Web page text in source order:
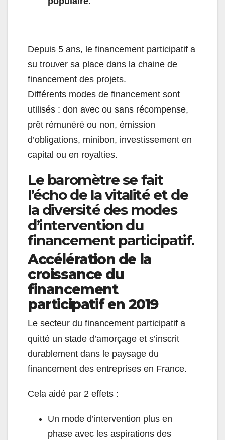
Depuis 5 ans, le financement participatif a
su trouver sa place dans la chaine de
financement des projets.
Différents modes de financement sont
utilisés : don avec ou sans récompense,
prêt rémunéré ou non, émission
d’obligations, minibon, investissement en
capital ou en royalties.
Le baromètre se fait
l’écho de la vitalité et de
la diversité des modes
d’intervention du
financement participatif.
Accélération de la
croissance du
financement
participatif en 2019
Le secteur du financement participatif a
quitté un stade d’amorçage et s’inscrit
durablement dans le paysage du
financement des entreprises en France.
Cela aidé par 2 effets :
Un mode d’intervention plus en
phase avec les aspirations des